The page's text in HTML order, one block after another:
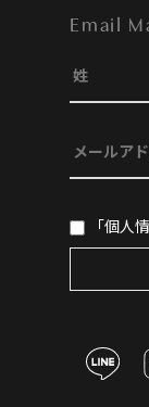
Email
「個人